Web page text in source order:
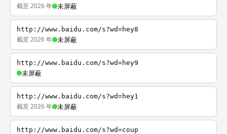
截至 2026 年 未屏蔽
http://www.baidu.com/s?wd=hey8
截至 2026 年 未屏蔽
http://www.baidu.com/s?wd=hey9
未屏蔽
http://www.baidu.com/s?wd=hey1
截至 2026 年 未屏蔽
http://www.baidu.com/s?wd=coup